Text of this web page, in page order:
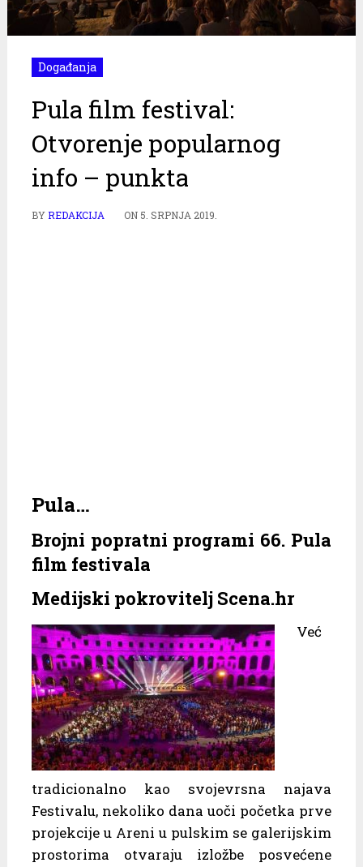
Događanja
Pula film festival:
Otvorenje popularnog
info – punkta
BYREDAKCIJA ON 5. SRPNJA 2019.
Pula…
Brojni popratni programi 66. Pula
film festivala
Medijski pokrovitelj Scena.hr
Već
tradicionalno kao svojevrsna najava
Festivalu, nekoliko dana uoči početka prve
projekcije u Areni u pulskim se galerijskim
prostorima otvaraju izložbe posvećene